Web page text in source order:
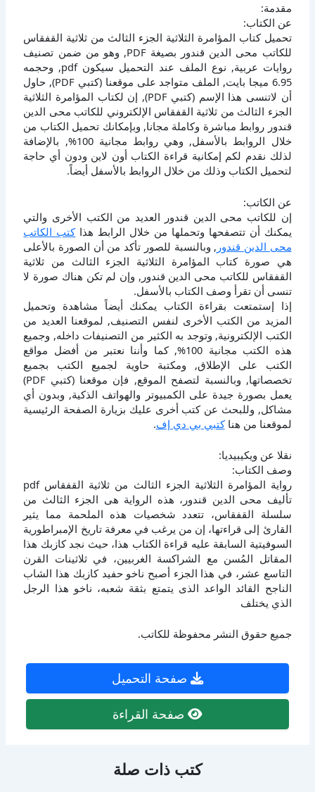
مقدمة:
عن الكتاب:
تحميل كتاب المؤامرة الثلاثية الجزء الثالث من ثلاثية القفقاس
للكاتب محى الدين قندور بصيغة PDF, وهو من ضمن تصنيف
روايات عربية, نوع الملف عند التحميل سيكون pdf, وحجمه
6.95 ميجا بايت, الملف متواجد على موقعنا (كتبي PDF), حاول
أن لاتنسى هذا الإسم (كتبي PDF), إن لكتاب المؤامرة الثلاثية
الجزء الثالث من ثلاثية القفقاس الإلكتروني للكاتب محى الدين
قندور روابط مباشرة وكاملة مجانا, وبإمكانك تحميل الكتاب من
خلال الروابط بالأسفل, وهي روابط مجانية 100%, بالإضافة
لذلك نقدم لكم إمكانية قراءة الكتاب أون لاين ودون أي حاجة
لتحميل الكتاب وذلك من خلال الروابط بالأسفل أيضاً.
عن الكاتب:
إن للكاتب محى الدين قندور العديد من الكتب الأخرى والتي
يمكنك أن تتصفحها وتحملها من خلال الرابط هذاكتب الكاتب
محى الدين قندور , وبالنسبة للصور تأكد من أن الصورة بالأعلى
هي صورة كتاب المؤامرة الثلاثية الجزء الثالث من ثلاثية
القفقاس للكاتب محى الدين قندور, وإن لم تكن هناك صورة لا
تنسى أن تقرأ وصف الكتاب بالأسفل.
إذا إستمتعت بقراءة الكتاب يمكنك أيضاً مشاهدة وتحميل
المزيد من الكتب الأخرى لنفس التصنيف, لموقعنا العديد من
الكتب الإلكترونية, وتوجد به الكثير من التصنيفات داخله, وجميع
هذه الكتب مجانية 100%, كما وأننا نعتبر من أفضل مواقع
الكتب على الإطلاق, ومكتبة حاوية لجميع الكتب بجميع
تخصصاتها, وبالنسبة لتصفح الموقع, فإن موقعنا (كتبي PDF)
يعمل بصورة جيدة على الكمبيوتر والهواتف الذكية, وبدون أي
مشاكل, وللبحث عن كتب أخرى عليك بزيارة الصفحة الرئيسية
لموقعنا من هناكتبي بي دي إف.
نقلا عن ويكيبيديا:
وصف الكتاب:
رواية المؤامرة الثلاثية الجزء الثالث من ثلاثية القفقاس pdf
تأليف محى الدين قندور، هذه الرواية هى الجزء الثالث من
سلسلة القفقاس، تتعدد شخصيات هذه الملحمة مما يثير
القارئ إلى قراءتها، إن من يرغب في معرفة تاريخ الإمبراطورية
السوفيتية السابقة عليه قراءة الكتاب هذا، حيث نجد كازبك هذا
المقاتل المُسن مع الشراكسة الغربيين، في ثلاثينات القرن
التاسع عشر، في هذا الجزء أصبح ناخو حفيد كازبك هذا الشاب
الناجح القائد الواعد الذى يتمتع بثقة شعبه، ناخو هذا الرجل
الذي يختلف
جميع حقوق النشر محفوظة للكاتب.
صفحة التحميل
صفحة القراءة
كتب ذات صلة